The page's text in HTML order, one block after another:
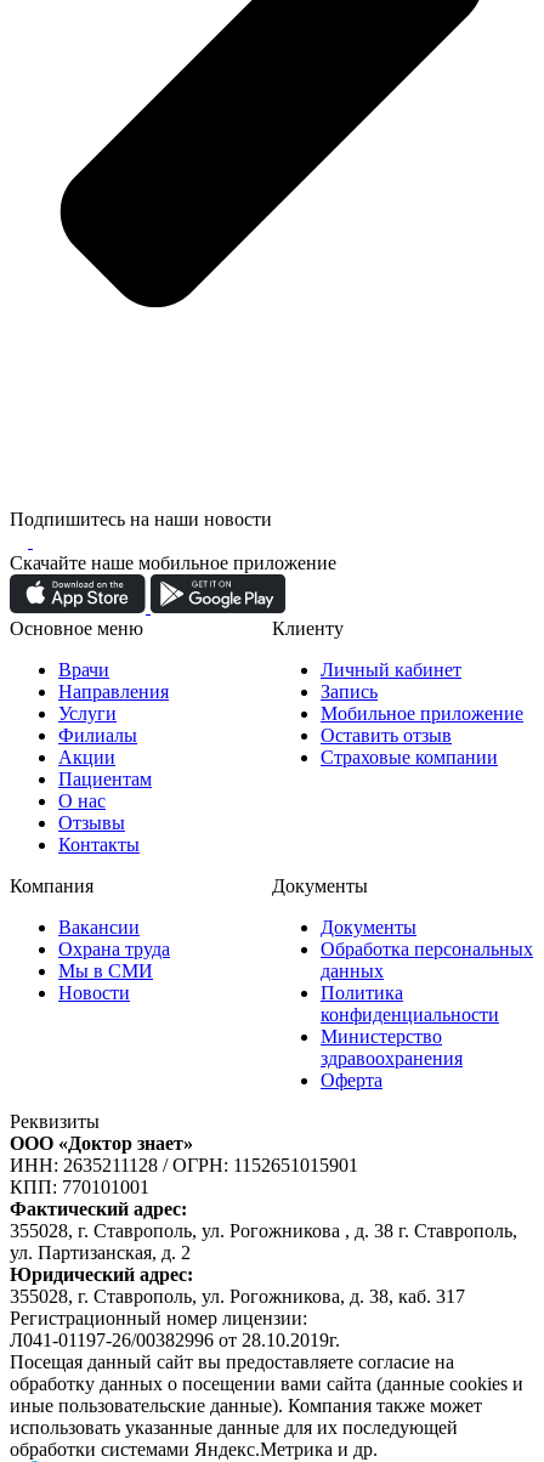
Подпишитесь на наши новости
Скачайте наше мобильное приложение
Основное меню
Врачи
Направления
Услуги
Филиалы
Акции
Пациентам
О нас
Отзывы
Контакты
Клиенту
Личный кабинет
Запись
Мобильное приложение
Оставить отзыв
Страховые компании
Компания
Вакансии
Охрана труда
Мы в СМИ
Новости
Документы
Документы
Обработка персональных
данных
Политика
конфиденциальности
Министерство
здравоохранения
Оферта
Реквизиты
ООО «Доктор знает»
ИНН: 2635211128 /ОГРН: 1152651015901
КПП: 770101001
Фактический адрес:
355028, г. Ставрополь, ул. Рогожникова , д. 38 г. Ставрополь,
ул. Партизанская, д. 2
Юридический адрес:
355028, г. Ставрополь, ул. Рогожникова, д. 38, каб. 317
Регистрационный номер лицензии:
Л041-01197-26/00382996 от 28.10.2019г.
Посещая данный сайт вы предоставляете согласие на
обработку данных о посещении вами сайта (данные cookies и
иные пользовательские данные). Компания также может
использовать указанные данные для их последующей
обработки системами Яндекс.Метрика и др.